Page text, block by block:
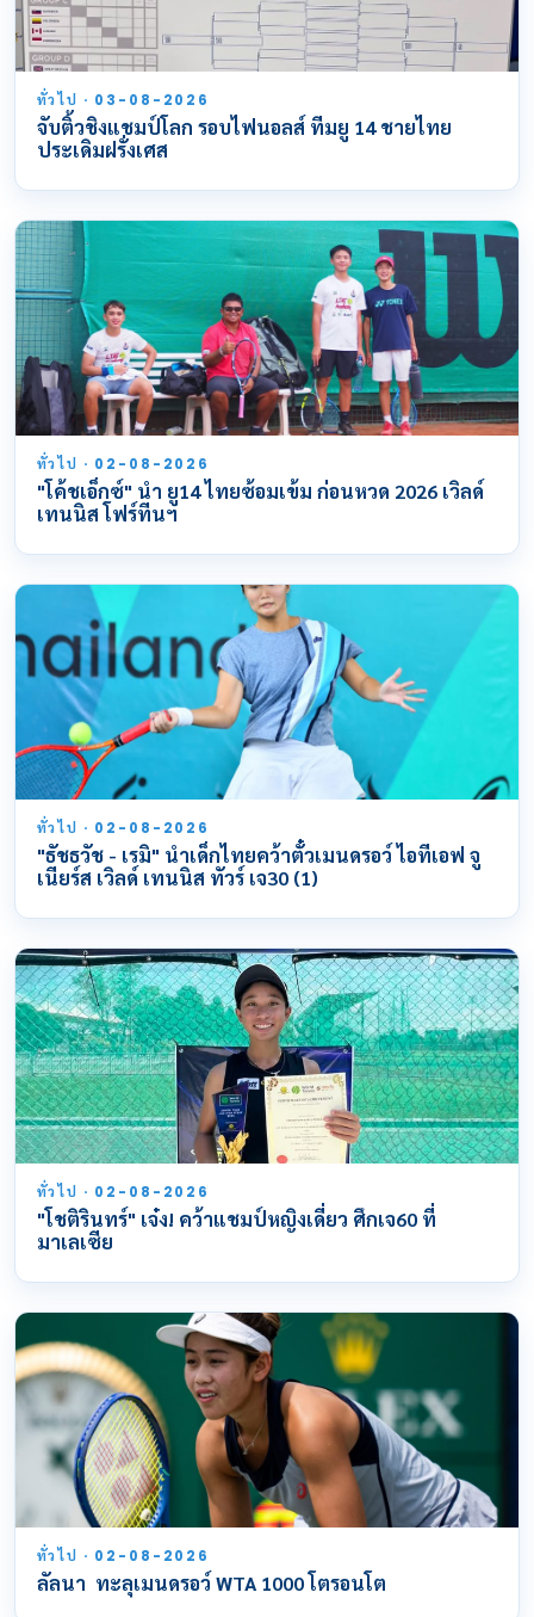
ทั่วไป · 03-08-2026
จับติ้วชิงแชมป์โลก รอบไฟนอลส์ ทีมยู 14 ชายไทย
ประเดิมฝรั่งเศส
ทั่วไป · 02-08-2026
"โค้ชเอ็กซ์" นำ ยู14 ไทยซ้อมเข้ม ก่อนหวด 2026 เวิลด์
เทนนิส โฟร์ทีนฯ
ทั่วไป · 02-08-2026
"ธัชธวัช - เรมิ" นำเด็กไทยคว้าตั๋วเมนดรอว์ ไอทีเอฟ จู
เนียร์ส เวิลด์ เทนนิส ทัวร์ เจ30 (1)
ทั่วไป · 02-08-2026
"โชติรินทร์" เจ๋ง! คว้าแชมป์หญิงเดี่ยว ศึกเจ60 ที่
มาเลเซีย
ทั่วไป · 02-08-2026
ลัลนา ทะลุเมนดรอว์ WTA 1000 โตรอนโต